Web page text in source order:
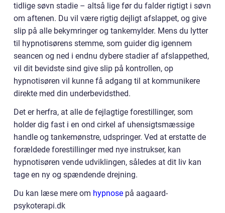
tidlige søvn stadie – altså lige før du falder rigtigt i søvn
om aftenen. Du vil være rigtig dejligt afslappet, og give
slip på alle bekymringer og tankemylder. Mens du lytter
til hypnotisørens stemme, som guider dig igennem
seancen og ned i endnu dybere stadier af afslappethed,
vil dit bevidste sind give slip på kontrollen, op
hypnotisøren vil kunne få adgang til at kommunikere
direkte med din underbevidsthed.
Det er herfra, at alle de fejlagtige forestillinger, som
holder dig fast i en ond cirkel af uhensigtsmæssige
handle og tankemønstre, udspringer. Ved at erstatte de
forældede forestillinger med nye instrukser, kan
hypnotisøren vende udviklingen, således at dit liv kan
tage en ny og spændende drejning.
Du kan læse mere om hypnose på aagaard-
psykoterapi.dk